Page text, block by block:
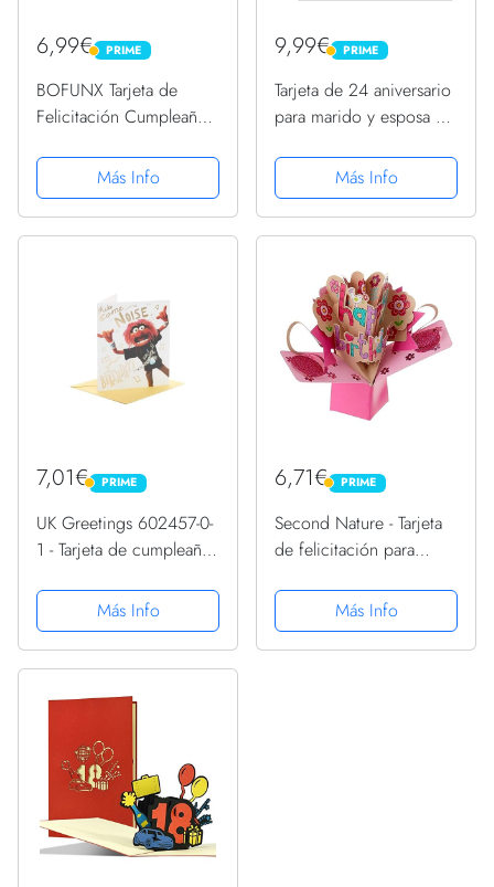
6,99€ PRIME
PRIME
BOFUNX Tarjeta de
Felicitación Cumpleaños
Tarjeta Emergente Regalo
Original Creativo para
Feliz Cumpleaños a
Más Info
9,99€ PRIME
PRIME
Tarjeta de 24 aniversario
para marido y esposa –
– Regalos I Love You,
tarjetas de feliz 24
aniversario de boda para
Más Info
7,01€ PRIME
PRIME
UK Greetings 602457-0-
1 - Tarjeta de cumpleaños
Más Info
6,71€ PRIME
PRIME
Second Nature - Tarjeta
de felicitación para
3D con texto en inglés
"Happy birthday"
Más Info